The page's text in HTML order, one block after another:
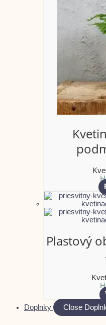
Plastový
Doplnky
Close